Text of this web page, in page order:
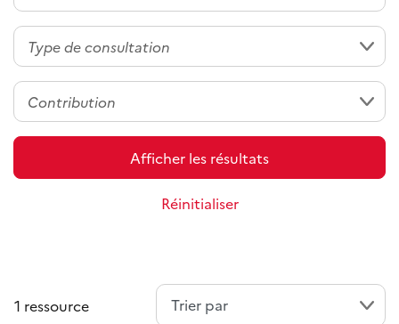
Afficher les résultats
Réinitialiser
1 ressource